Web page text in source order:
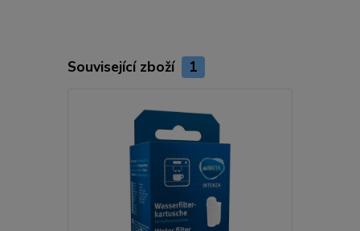
Související zboží 1